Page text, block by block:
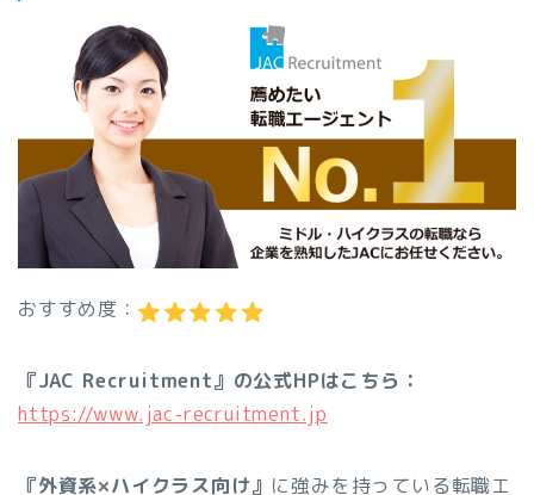
おすすめ度：
『JAC Recruitment』の公式HPはこちら：
https://www.jac-recruitment.jp
『外資系×ハイクラス向け』 に強みを持っている転職エ